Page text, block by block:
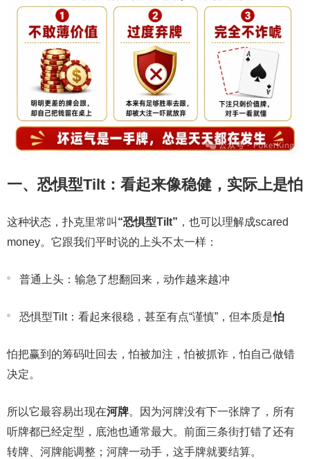
一、恐惧型Tilt：看起来像稳健，实际上是怕
这种状态，扑克里常叫 “恐惧型Tilt” ，也可以理解成scared
money。它跟我们平时说的上头不太一样：
普通上头：输急了想翻回来，动作越来越冲
恐惧型Tilt：看起来很稳，甚至有点“谨慎”，但本质是怕
怕把赢到的筹码吐回去，怕被加注，怕被抓诈，怕自己做错
决定。
所以它最容易出现在河牌。因为河牌没有下一张牌了，所有
听牌都已经定型，底池也通常最大。前面三条街打错了还有
转牌、河牌能调整；河牌一动手，这手牌就要结算。